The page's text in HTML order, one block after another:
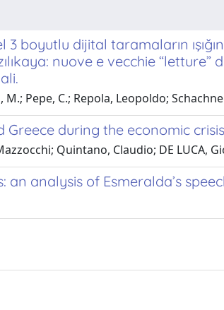
3 boyutlu dijital taramaların
nuove e vecchie
Pepe, C.; Repola, Leopoldo;
Greece during the economic crisis
Quintano, Claudio; DE LUCA,
analysis of Esmeralda’s